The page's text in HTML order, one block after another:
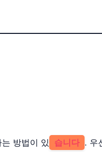
방법이 있 습니다 . 우